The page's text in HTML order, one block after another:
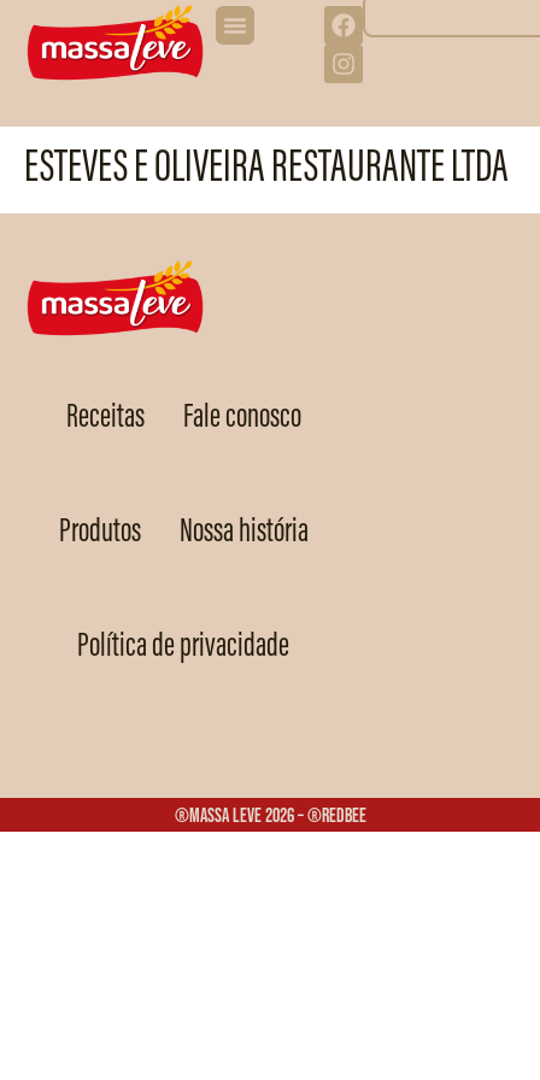
ESTEVES E OLIVEIRA RESTAURANTE LTDA
Receitas Fale conosco
Produtos Nossa história
Política de privacidade
®Massa Leve 2026 – ®Redbee